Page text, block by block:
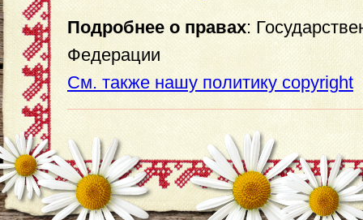
Подробнее о правах:
Федерации
См. также нашу политику copyright